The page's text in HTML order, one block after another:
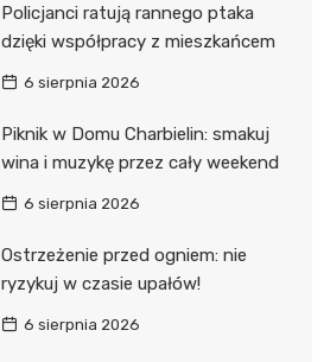
Policjanci ratują rannego ptaka
dzięki współpracy z mieszkańcem
6 sierpnia 2026
Piknik w Domu Charbielin: smakuj
wina i muzykę przez cały weekend
6 sierpnia 2026
Ostrzeżenie przed ogniem: nie
ryzykuj w czasie upałów!
6 sierpnia 2026